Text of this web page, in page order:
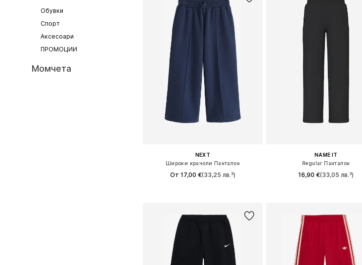
Обувки
Спорт
Аксесоари
ПРОМОЦИИ
Момчета
NEXT
Широки крачоли Панталон
От 17,00 €(33,25 лв.³)
NAME IT
Regular Панталон
16,90 €(33,05 лв.³)